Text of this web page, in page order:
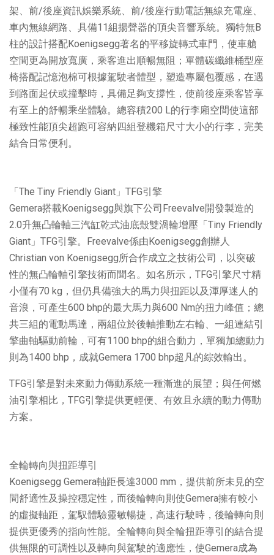
架、前/後座資訊娛樂系統、前/後座行動電話無線充電座、
車內無線網路、具備11組揚聲器的頂尖音響系統。獨特無B
柱的設計搭配Koenigsegg著名的平移旋轉式車門，使車艙
空間更為開放寬廣，乘客進出順暢無阻；單體碳纖維桶型座
椅搭配記憶泡棉可根據駕駛者體型，塑造專屬包覆感，在遇
到路面起伏或撞擊時，具備足夠支撐性，使前後座乘客皆享
有至上的舒暢乘坐體驗。總容積200 L的行李廂空間使這部
極致性能頂尖超跑可容納四組登機箱尺寸大小的行李，完美
結合日常便利。
「The Tiny Friendly Giant」TFG引擎
Gemera搭載Koenigsegg與旗下公司Freevalve開發製造的
2.0升無凸輪軸三汽缸乾式油底殼雙渦輪增壓「Tiny Friendly
Giant」TFG引擎。Freevalve係由Koenigsegg創辦人
Christian von Koenigsegg所合作成立之技術公司，以突破
性的無凸輪軸引擎技術而聞名。如名所示，TFG引擎尺寸精
小僅有70 kg，但仍具備強大的馬力與扭距以及渾厚迷人的
音浪，可產生600 bhp的最大馬力與600 Nm的扭力峰值；總
共三組的電動馬達，兩組位於後軸推動左右輪、一組連結引
擎曲軸驅動前輪，可有1100 bhp的組合動力，單獨加總動力
則為1400 bhp，成就Gemera 1700 bhp超凡的綜效輸出。
TFG引擎是對未來動力傳動系統一種漸進的展望；與任何燃
油引擎相比，TFG引擎提供更輕便、有效且永續的動力傳動
方案。
全輪轉向與扭距導引
Koenigsegg Gemera軸距長達3000 mm，提供前所未見的空
間舒適性及操控穩定性，而後輪轉向則使Gemera擁有較小
的虛擬軸距，駕馭體驗靈敏暢捷，高速行駛時，後輪轉向則
提供更優秀的指向性能。全輪轉向與全輪扭距導引的結合提
供無限的可調性以及轉向與駕駛的適應性，使Gemera成為